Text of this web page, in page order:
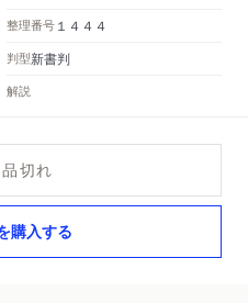
整理番号 １４４４
判型新書判
解説
切れ
購入する